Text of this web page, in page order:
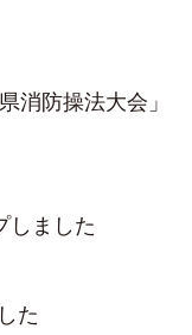
消防操法大会」
しました
た